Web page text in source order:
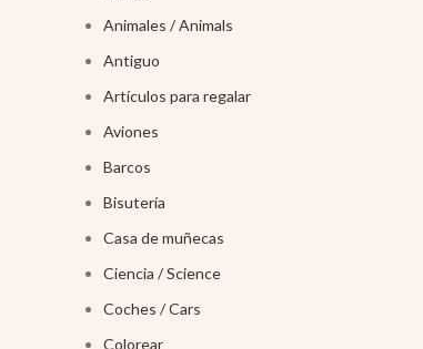
Animales / Animals
Antiguo
Artículos para regalar
Aviones
Barcos
Bisutería
Casa de muñecas
Ciencia / Science
Coches / Cars
Colorear